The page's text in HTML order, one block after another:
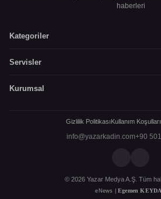
haberleri
Kategoriler
Servisler
Kurumsal
Gizlilik PolitikasıKullanım Koşulları
info@yazarkadin.com+90
© 2026 Yazar Medya A.Ş. Tüm
eNews | Egemen